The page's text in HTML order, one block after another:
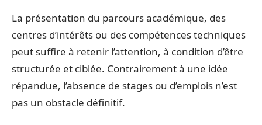
La présentation du parcours académique, des
centres d’intérêts ou des compétences techniques
peut suffire à retenir l’attention, à condition d’être
structurée et ciblée. Contrairement à une idée
répandue, l’absence de stages ou d’emplois n’est
pas un obstacle définitif.